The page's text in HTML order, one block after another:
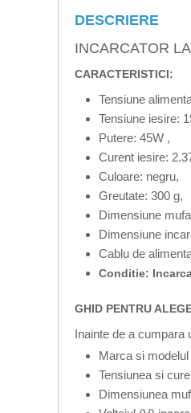
DESCRIERE
INCARCATOR
CARACTERISTICI:
Tensiune
Tensiune iesire:
Putere: 45W ,
Curent iesire:
Culoare: negru,
Greutate: 300 g,
Dimensiune
Dimensiune
Cablu de
Conditie:
GHID PENTRU
Inainte de a cumpara
Marca si modelul
Tensiunea si
Dimensiunea